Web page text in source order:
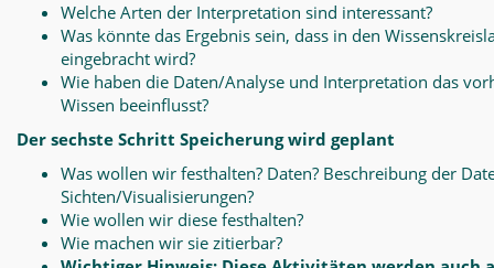
Welche Arten der Interpretation sind interessant?
Was könnte das Ergebnis sein, dass in den
eingebracht wird?
Wie haben die Daten/Analyse und Interpretation das
Wissen beeinflusst?
Der sechste Schritt Speicherung wird geplant
Was wollen wir festhalten? Daten? Beschreibung der
Sichten/Visualisierungen?
Wie wollen wir diese festhalten?
Wie machen wir sie zitierbar?